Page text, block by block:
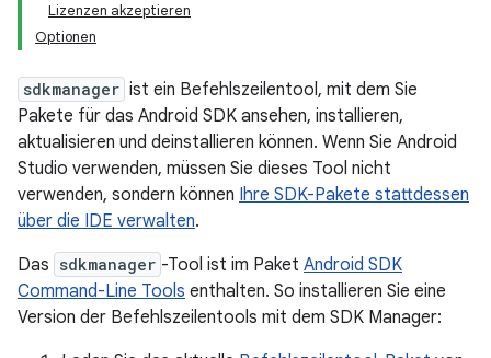
Lizenzen akzeptieren
Optionen
sdkmanager ist ein Befehlszeilentool, mit dem Sie
Pakete für das Android SDK ansehen, installieren,
aktualisieren und deinstallieren können. Wenn Sie Android
Studio verwenden, müssen Sie dieses Tool nicht
verwenden, sondern können Ihre SDK-Pakete stattdessen
über die IDE verwalten.
Das sdkmanager -Tool ist im Paket Android SDK
Command-Line Tools enthalten. So installieren Sie eine
Version der Befehlszeilentools mit dem SDK Manager: